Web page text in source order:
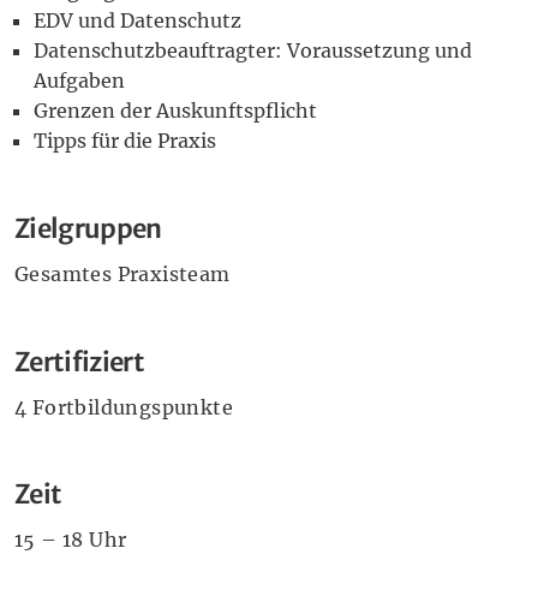
EDV und Datenschutz
Datenschutzbeauftragter: Voraussetzung und
Aufgaben
Grenzen der Auskunftspflicht
Tipps für die Praxis
Zielgruppen
Gesamtes Praxisteam
Zertifiziert
4 Fortbildungspunkte
Zeit
15 – 18 Uhr